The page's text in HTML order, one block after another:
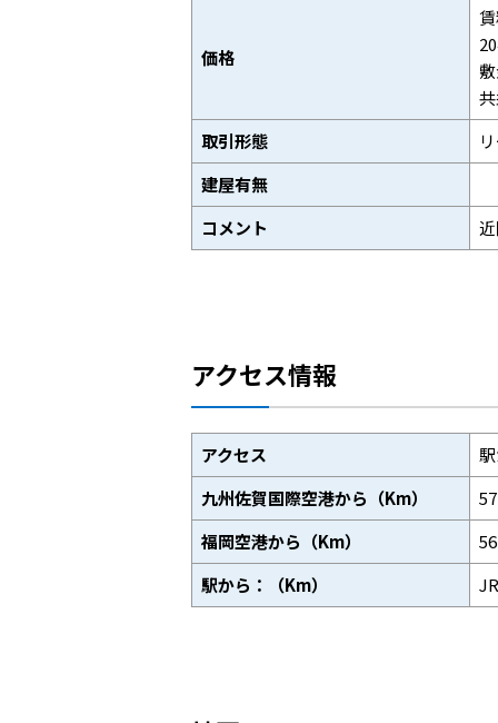
価格
取引形態
建屋有無
コメント
アクセス情報
アクセス
九州佐賀国際空港から（Km）
福岡空港から（Km）
駅から：（Km）